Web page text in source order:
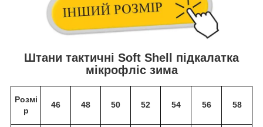
Штани тактичні Soft Shell підкалатка
мікрофліс зима
Розмі
р
46 48 50 52 54 56 58